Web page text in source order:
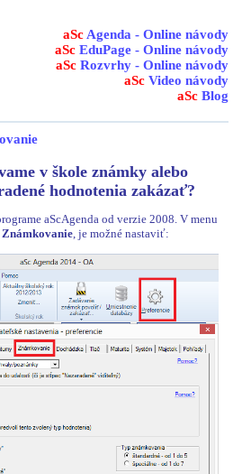
aSc Agenda - Online návody
aSc EduPage - Online návody
aSc Rozvrhy - Online návody
aSc Video návody
aSc Blog
v škole známky alebo
hodnotenia zakázať?
aScAgenda od verzie 2008. V menu
Známkovanie, je možné nastaviť: